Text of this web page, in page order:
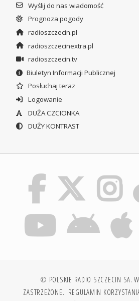
Wyślij do nas wiadomość
Prognoza pogody
radioszczecin.pl
radioszczecinextra.pl
radioszczecin.tv
Biuletyn Informacji Publicznej
Posłuchaj teraz
Logowanie
DUŻA CZCIONKA
DUŻY KONTRAST
© POLSKIE RADIO SZCZECIN SA.
ZASTRZEŻONE. REGULAMIN